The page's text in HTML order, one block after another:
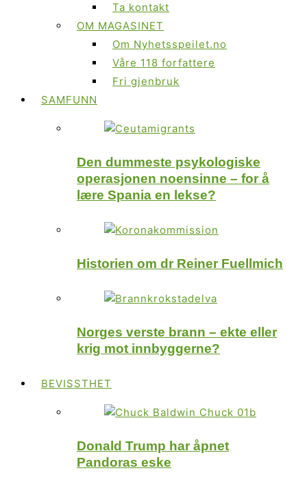
Ta kontakt
OM MAGASINET
Om Nyhetsspeilet.no
Våre 118 forfattere
Fri gjenbruk
SAMFUNN
Den dummeste psykologiske
operasjonen noensinne – for å
lære Spania en lekse?
Historien om dr Reiner Fuellmich
Norges verste brann – ekte eller
krig mot innbyggerne?
BEVISSTHET
Donald Trump har åpnet
Pandoras eske